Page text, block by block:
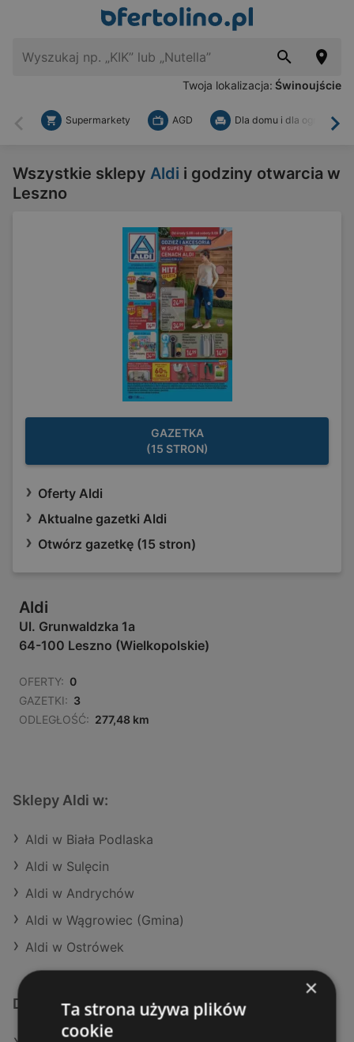
Twoja lokalizacja: Świnoujście
Wstecz
Supermarkety AGD Dla domu i dla ogrodu
Wszystkie sklepy Aldi i godziny otwarcia w
Leszno
GAZETKA
(15 STRON)
Oferty Aldi
Aktualne gazetki Aldi
Otwórz gazetkę (15 stron)
Aldi
Ul. Grunwaldzka 1a
64-100 Leszno (Wielkopolskie)
OFERTY: 0
GAZETKI: 3
ODLEGŁOŚĆ: 277,48 km
Sklepy Aldi w:
Aldi w Biała Podlaska
Aldi w Sulęcin
Aldi w Andrychów
Aldi w Wągrowiec (Gmina)
Aldi w Ostrówek
Dodatkowe łącza
×
Ta strona używa plików
cookie